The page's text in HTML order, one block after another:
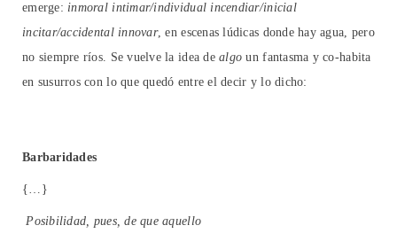
emerge:inmoral intimar/individual incendiar/inicial
incitar/accidental innovar, en escenas lúdicas donde hay agua, pero
no siempre ríos. Se vuelve la idea dealgo un fantasma y co-habita
en susurros con lo que quedó entre el decir y lo dicho:
Barbaridades
{…}
Posibilidad, pues, de que aquello